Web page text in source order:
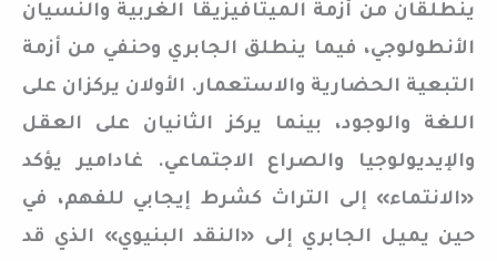
ينطلقان من أزمة الميتافيزيقا الغربية والنسيان
الأنطولوجي، فيما ينطلق الجابري وحنفي من أزمة
التبعية الحضارية والاستعمار. الأولان يركزان على
اللغة والوجود، بينما يركز الثانيان على العقل
والإيديولوجيا والصراع الاجتماعي. غادامير يؤكد
«الانتماء» إلى التراث كشرط إيجابي للفهم، في
حين يميل الجابري إلى «النقد البنيوي» الذي قد